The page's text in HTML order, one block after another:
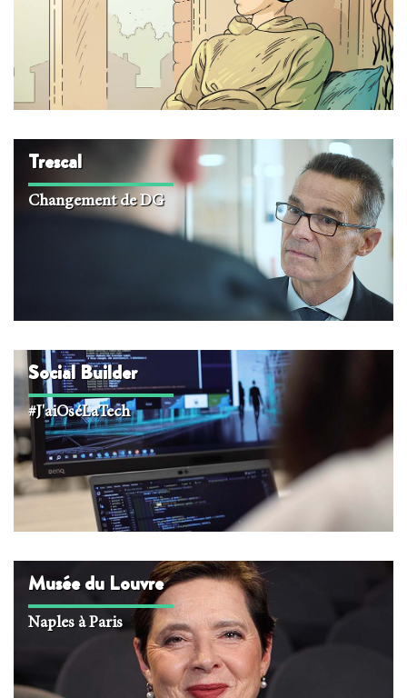
Trescal
Changement de DG
Social Builder
#J'aiOséLaTech
Musée du Louvre
Naples à Paris